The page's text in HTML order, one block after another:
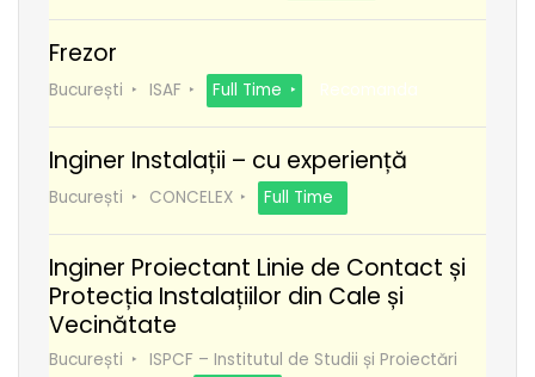
Frezor
București ISAF Full Time Recomanda
Inginer Instalații – cu experiență
București CONCELEX Full Time
Inginer Proiectant Linie de Contact și
Protecția Instalațiilor din Cale și
Vecinătate
București
ISPCF – Institutul de Studii și Proiectări